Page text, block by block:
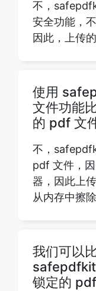
不，
安全功能，
因此，上传
使用
文件功能
的 pdf 文
不，
pdf 文件，
器，因此上
从内存中擦除
我们可以
锁定的